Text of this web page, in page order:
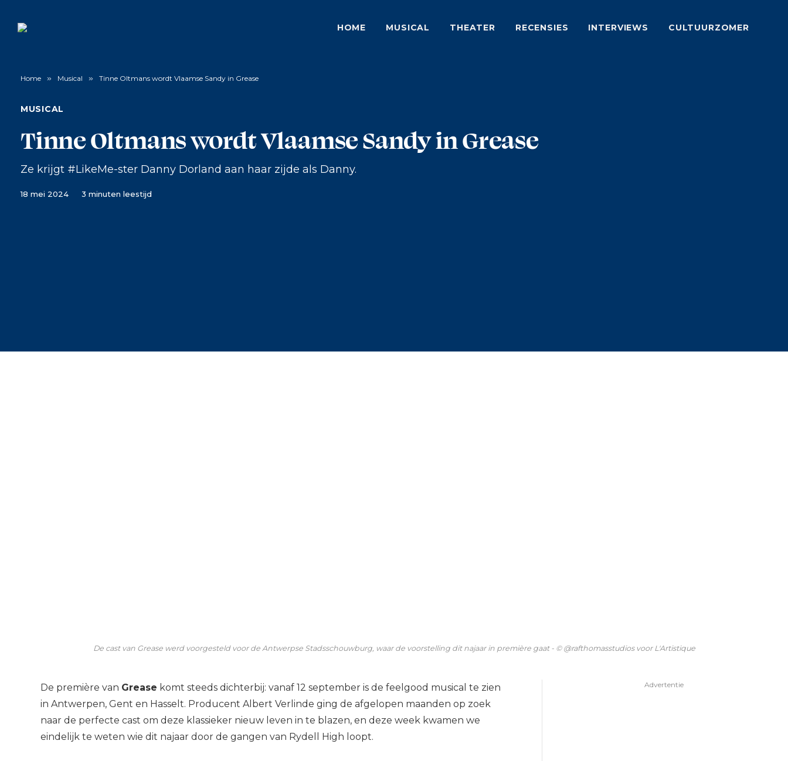
HOME MUSICAL THEATER RECENSIES INTERVIEWS CULTUURZOMER
Home » Musical » Tinne Oltmans wordt Vlaamse Sandy in Grease
MUSICAL
Tinne Oltmans wordt Vlaamse Sandy in Grease
Ze krijgt #LikeMe-ster Danny Dorland aan haar zijde als Danny.
18 mei 2024 3 minuten leestijd
De cast van Grease werd voorgesteld voor de Antwerpse Stadsschouwburg, waar de voorstelling dit najaar in première gaat - © @rafthomasstudios voor L'Artistique
De première van Grease komt steeds dichterbij: vanaf 12 september is de feelgood musical te zien
in Antwerpen, Gent en Hasselt. Producent Albert Verlinde ging de afgelopen maanden op zoek
naar de perfecte cast om deze klassieker nieuw leven in te blazen, en deze week kwamen we
eindelijk te weten wie dit najaar door de gangen van Rydell High loopt.
Advertentie